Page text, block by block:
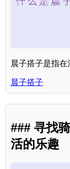
晨子搭子是指在
晨子搭子
### 寻找
活的乐趣